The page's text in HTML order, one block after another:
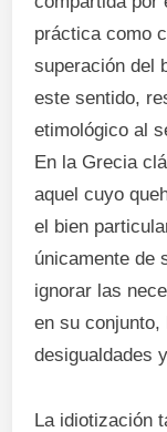
práctica como
superación del
este sentido,
etimológico al
En la Grecia
aquel cuyo
el bien
únicamente de
ignorar las
en su conjunto,
desigualdades
La idiotización